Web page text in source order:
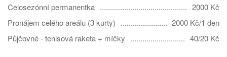
Celosezónní permanentka
2000 Kč
Pronájem celého areálu (3 kurty)
2000 Kč/1 den
Půjčovné - tenisová raketa + míčky
40/20 Kč